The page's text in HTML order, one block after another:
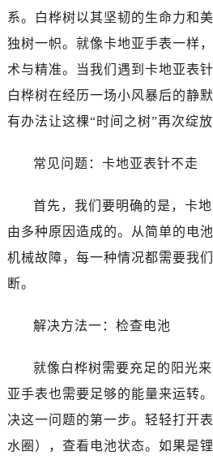
系。白桦树以其坚韧的生命力和
独树一帜。就像卡地亚手表一样
术与精准。当我们遇到卡地亚表
白桦树在经历一场小风暴后的静
有办法让这棵“时间之树”再次绽放
常见问题：卡地亚表针不走
首先，我们要明确的是，卡
由多种原因造成的。从简单的电
机械故障，每一种情况都需要我
断。
解决方法一：检查电池
就像白桦树需要充足的阳光
亚手表也需要足够的能量来运转
决这一问题的第一步。轻轻打开
水圈），查看电池状态。如果是